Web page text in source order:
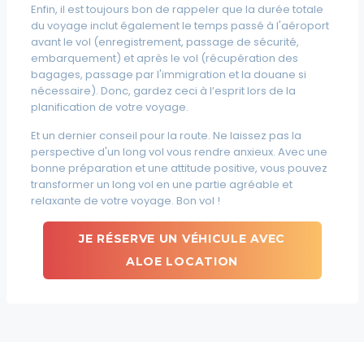
Enfin, il est toujours bon de rappeler que la durée totale
du voyage inclut également le temps passé à l'aéroport
avant le vol (enregistrement, passage de sécurité,
embarquement) et après le vol (récupération des
bagages, passage par l'immigration et la douane si
nécessaire). Donc, gardez ceci à l’esprit lors de la
planification de votre voyage.
Et un dernier conseil pour la route. Ne laissez pas la
perspective d'un long vol vous rendre anxieux. Avec une
bonne préparation et une attitude positive, vous pouvez
transformer un long vol en une partie agréable et
relaxante de votre voyage. Bon vol !
JE RÉSERVE UN VÉHICULE AVEC
ALOE LOCATION